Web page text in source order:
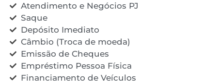
Atendimento e Negócios PJ
Saque
Depósito Imediato
Câmbio (Troca de moeda)
Emissão de Cheques
Empréstimo Pessoa Física
Financiamento de Veículos